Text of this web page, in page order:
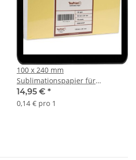
100 x 240 mm
Sublimationspapier für
Tassendruck -TexPrint DT Heavy
120 g/qm - 110 Blatt Packung
14,95 € *
0,14 € pro 1